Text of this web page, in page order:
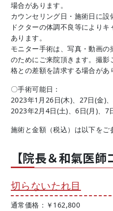
場合があります。
カウンセリング日・施術日に設
ドクターの体調不良等により
あります。
モニター手術は、写真・動画の
のためにご来院頂きます。撮
格との差額を請求する場合があ
〇手術可能日：
2023年1月26日(木)、27日(金)
2023年2月4日(土)、6日(月)、7
施術と金額（税込）は以下をご
【院長＆和氣医師
切らないたれ目
通常価格：￥162,800